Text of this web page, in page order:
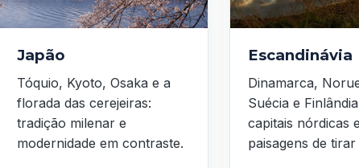
Japão
Tóquio, Kyoto, Osaka e a
florada das cerejeiras:
tradição milenar e
modernidade em contraste.
Escandinávia
Dinamarca,
Suécia e
capitais nórdicas e
paisagens de